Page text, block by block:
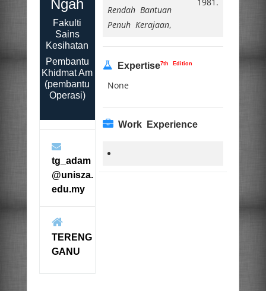
Ngah
Fakulti
Sains
Kesihatan
Pembantu
Khidmat Am
(pembantu
Operasi)
tg_adam
@unisza.
edu.my
TERENG
GANU
Rendah Bantuan
Penuh Kerajaan,
Expertise7th Edition
None
Work Experience